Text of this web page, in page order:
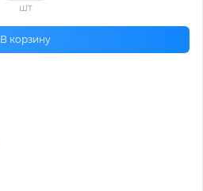
шт
В корзину